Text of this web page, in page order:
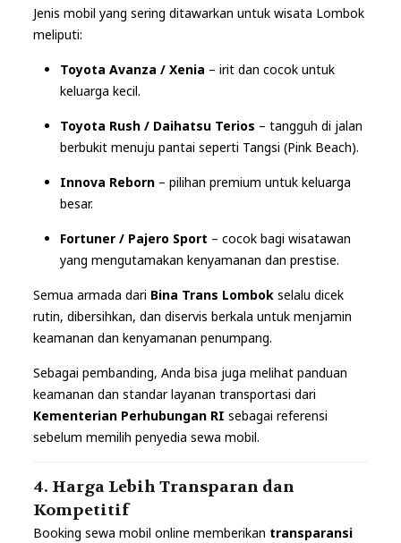
Jenis mobil yang sering ditawarkan untuk wisata Lombok
meliputi:
Toyota Avanza / Xenia – irit dan cocok untuk
keluarga kecil.
Toyota Rush / Daihatsu Terios – tangguh di jalan
berbukit menuju pantai seperti Tangsi (Pink Beach).
Innova Reborn– pilihan premium untuk keluarga
besar.
Fortuner / Pajero Sport – cocok bagi wisatawan
yang mengutamakan kenyamanan dan prestise.
Semua armada dari Bina Trans Lombokselalu dicek
rutin, dibersihkan, dan diservis berkala untuk menjamin
keamanan dan kenyamanan penumpang.
Sebagai pembanding, Anda bisa juga melihat panduan
keamanan dan standar layanan transportasi dari
Kementerian Perhubungan RI sebagai referensi
sebelum memilih penyedia sewa mobil.
4. Harga Lebih Transparan dan
Kompetitif
Booking sewa mobil online memberikan transparansi